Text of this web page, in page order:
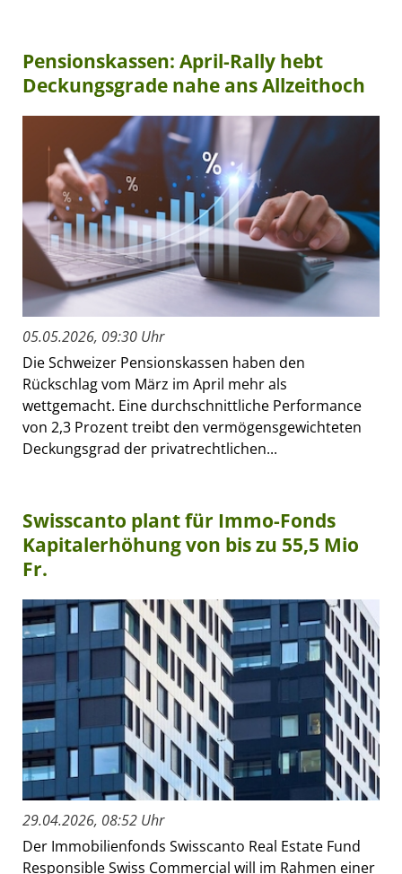
Pensionskassen: April-Rally hebt
Deckungsgrade nahe ans Allzeithoch
05.05.2026, 09:30 Uhr
Die Schweizer Pensionskassen haben den
Rückschlag vom März im April mehr als
wettgemacht. Eine durchschnittliche Performance
von 2,3 Prozent treibt den vermögensgewichteten
Deckungsgrad der privatrechtlichen...
Swisscanto plant für Immo-Fonds
Kapitalerhöhung von bis zu 55,5 Mio
Fr.
29.04.2026, 08:52 Uhr
Der Immobilienfonds Swisscanto Real Estate Fund
Responsible Swiss Commercial will im Rahmen einer